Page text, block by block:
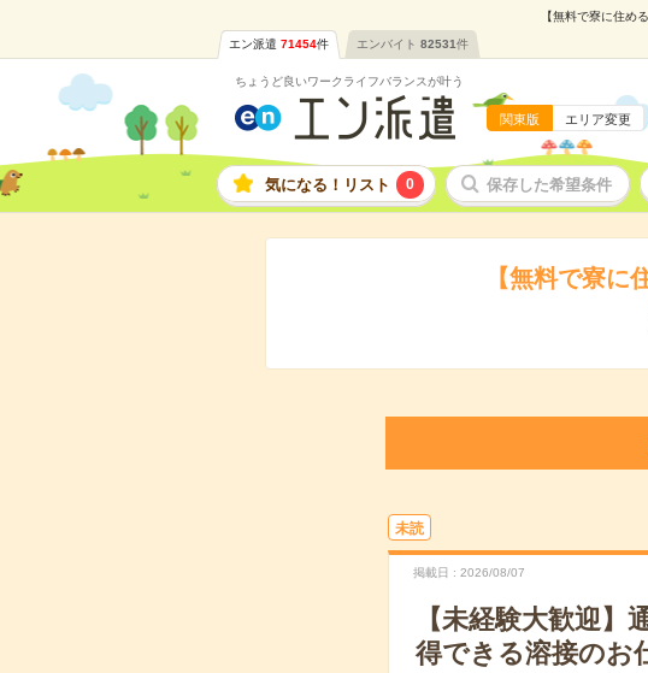
【無料で寮に住め
エン派遣 71454件 エンバイト 82531件
ちょうど良いワークライフバランスが叶う
関東版 エリア変更
気になる！リスト 0 保存した希望条件
【無料で寮に
未読
掲載日 2026/08/07
【未経験大歓迎
得できる溶接のお